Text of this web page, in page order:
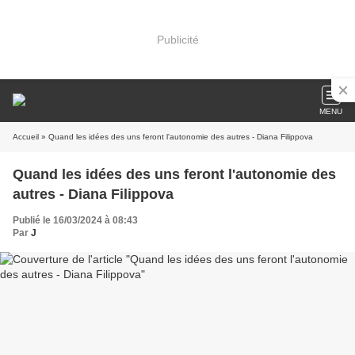
Publicité
MENU
Accueil » Quand les idées des uns feront l'autonomie des autres - Diana Filippova
Quand les idées des uns feront l'autonomie des
autres - Diana Filippova
Publié le 16/03/2024 à 08:43
Par J